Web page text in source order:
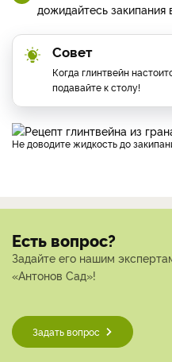
дожидайтесь закипания
Совет
Когда глинтвейн
подавайте к столу!
Не доводите жидкость до
Есть вопрос?
Задайте его нашим
«Антонов Сад»!
Задать вопрос